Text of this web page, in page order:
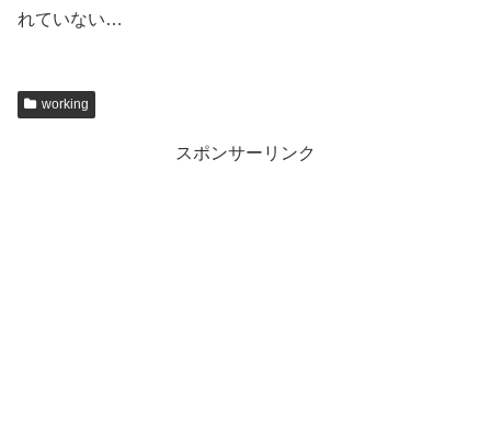
れていない…
working
スポンサーリンク